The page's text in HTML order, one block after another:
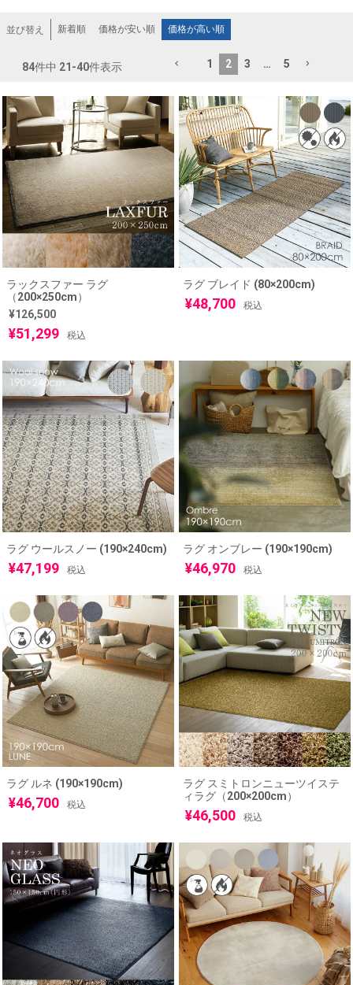
並び替え 新着順 価格が安い順 価格が高い順
84件中 21 -40件表示 1 2 3 … 5
ラックスファー ラグ
（200×250cm）
¥126,500
¥51,299 税込
ラグ ブレイド (80×200cm)
¥48,700 税込
ラグ ウールスノー (190×240cm)
¥47,199 税込
ラグ オンブレー (190×190cm)
¥46,970 税込
ラグ ルネ (190×190cm)
¥46,700 税込
ラグ スミトロンニューツイステ
ィラグ（200×200cm）
¥46,500 税込